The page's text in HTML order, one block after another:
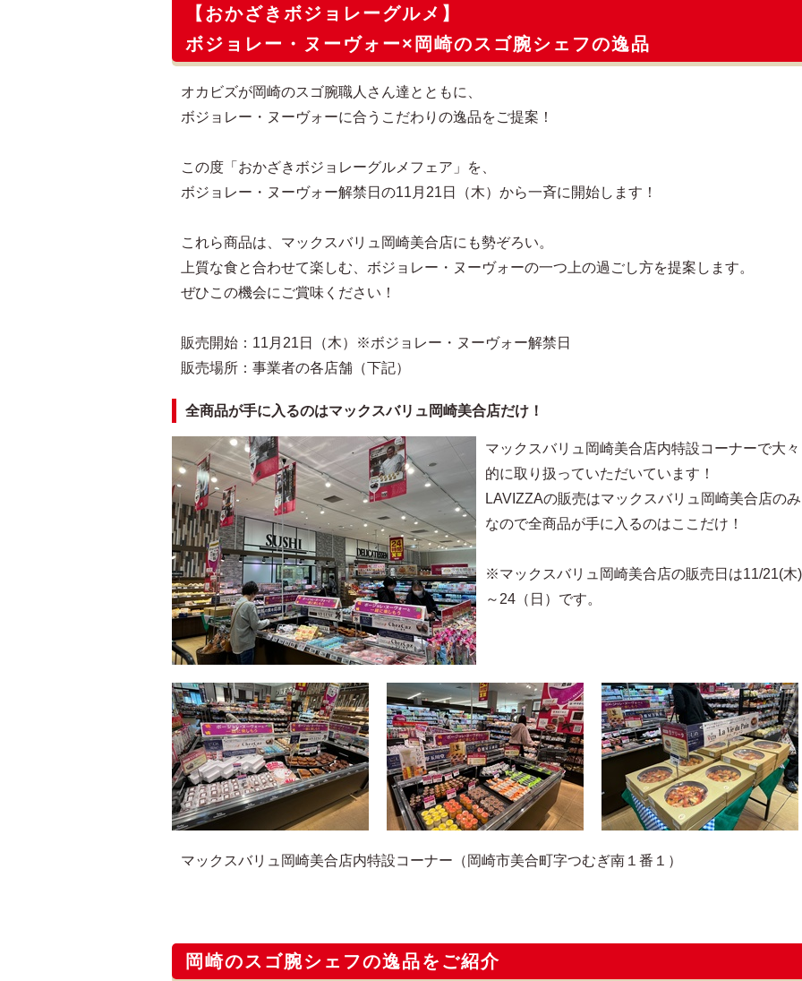
【おかざきボジョレーグルメ】
ボジョレー・ヌーヴォー×岡崎のスゴ腕シェフの逸品
オカビズが岡崎のスゴ腕職人さん達とともに、
ボジョレー・ヌーヴォーに合うこだわりの逸品をご提案！
この度「おかざきボジョレーグルメフェア」を、
ボジョレー・ヌーヴォー解禁日の11月21日（木）から一斉に開始します！
これら商品は、マックスバリュ岡崎美合店にも勢ぞろい。
上質な食と合わせて楽しむ、ボジョレー・ヌーヴォーの一つ上の過ごし方を提案します。
ぜひこの機会にご賞味ください！
販売開始：11月21日（木）※ボジョレー・ヌーヴォー解禁日
販売場所：事業者の各店舗（下記）
全商品が手に入るのはマックスバリュ岡崎美合店だけ！
マックスバリュ岡崎美合店内特設コーナーで大々
的に取り扱っていただいています！
LAVIZZAの販売はマックスバリュ岡崎美合店のみ
なので全商品が手に入るのはここだけ！
※マックスバリュ岡崎美合店の販売日は11/21(木)
～24（日）です。
マックスバリュ岡崎美合店内特設コーナー（岡崎市美合町字つむぎ南１番１）
岡崎のスゴ腕シェフの逸品をご紹介